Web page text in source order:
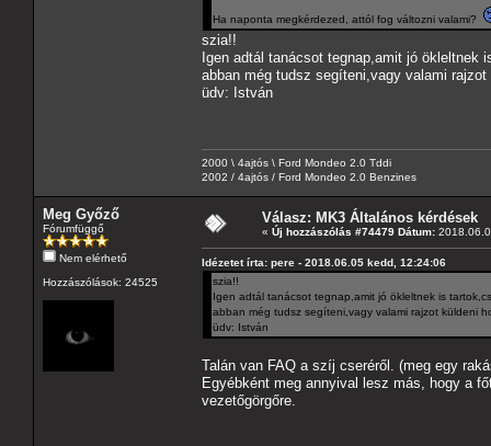
Ha naponta megkérdezed, attól fog változni valami?
szia!!
Igen adtál tanácsot tegnap,amit jó
abban még tudsz segíteni,vagy valami
üdv: István
2000 \ 4ajtós \ Ford Mondeo 2.0 Tddi
2002 / 4ajtós / Ford Mondeo 2.0 Benzines
Meg Győző
Fórumfüggő
Nem elérhető
Hozzászólások: 24525
Válasz: MK3 Általános kérdések
« Új hozzászólás #74479 Dátum:
Idézetet írta: pere - 2018.06.05 kedd, 12:24:06
szia!!
Igen adtál tanácsot tegnap,amit jó ökleltnek is
abban még tudsz segíteni,vagy valami rajzot küldeni
üdv: István
Talán van FAQ a szíj cseréről. (meg egy
Egyébként meg annyival lesz más, hogy a
vezetőgörgőre.